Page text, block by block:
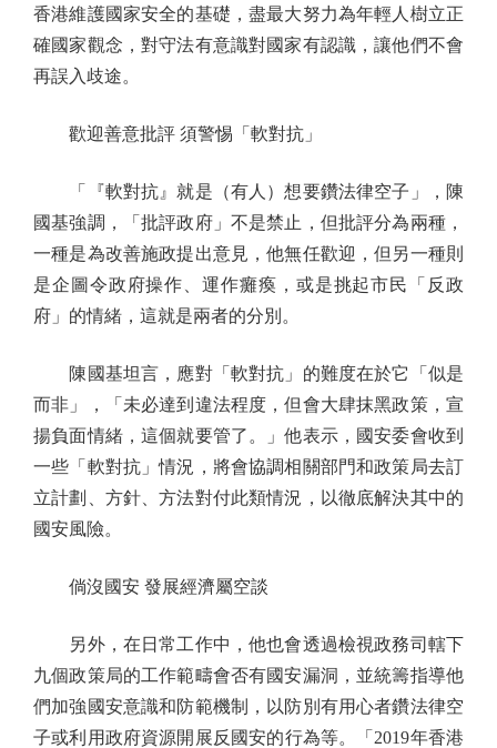
香港維護國家安全的基礎，盡最大努力為年輕人樹立正
確國家觀念，對守法有意識對國家有認識，讓他們不會
再誤入歧途。
歡迎善意批評 須警惕「軟對抗」
「『軟對抗』就是（有人）想要鑽法律空子」，陳
國基強調，「批評政府」不是禁止，但批評分為兩種，
一種是為改善施政提出意見，他無任歡迎，但另一種則
是企圖令政府操作、運作癱瘓，或是挑起市民「反政
府」的情緒，這就是兩者的分別。
陳國基坦言，應對「軟對抗」的難度在於它「似是
而非」，「未必達到違法程度，但會大肆抹黑政策，宣
揚負面情緒，這個就要管了。」他表示，國安委會收到
一些「軟對抗」情況，將會協調相關部門和政策局去訂
立計劃、方針、方法對付此類情況，以徹底解決其中的
國安風險。
倘沒國安 發展經濟屬空談
另外，在日常工作中，他也會透過檢視政務司轄下
九個政策局的工作範疇會否有國安漏洞，並統籌指導他
們加強國安意識和防範機制，以防別有用心者鑽法律空
子或利用政府資源開展反國安的行為等。「2019年香港